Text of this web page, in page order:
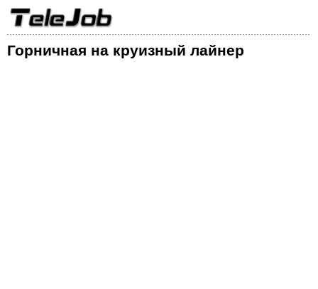
Горничная на круизный лайнер